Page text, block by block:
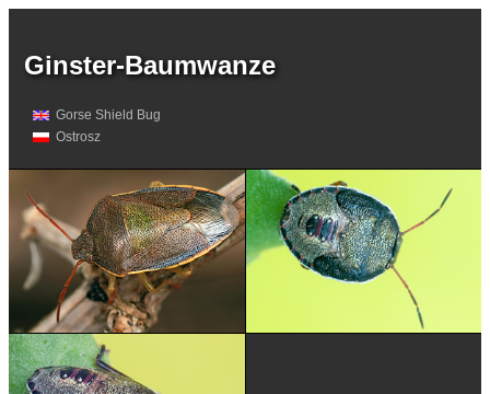
Ginster-Baumwanze
Gorse Shield Bug
Ostrosz